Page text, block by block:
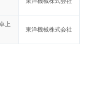
上
東洋機械株式会社